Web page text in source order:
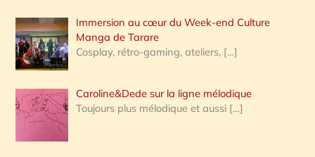
:
Immersion au cœur du Week-end Culture
Manga de Tarare
Cosplay, rétro-gaming, ateliers, […]
Caroline&Dede sur la ligne mélodique
Toujours plus mélodique et aussi […]